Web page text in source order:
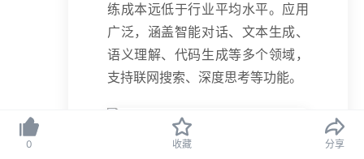
0 收藏 分享
练成本远低于行业平均水平。应用
广泛，涵盖智能对话、文本生成、
语义理解、代码生成等多个领域，
支持联网搜索、深度思考等功能。